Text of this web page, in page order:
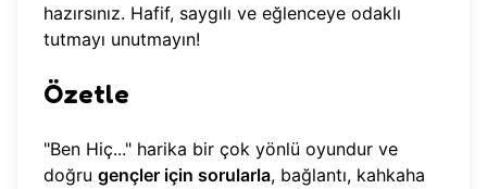
hazırsınız. Hafif, saygılı ve eğlenceye odaklı
tutmayı unutmayın!
Özetle
"Ben Hiç..." harika bir çok yönlü oyundur ve
doğru gençler için sorularla, bağlantı, kahkaha